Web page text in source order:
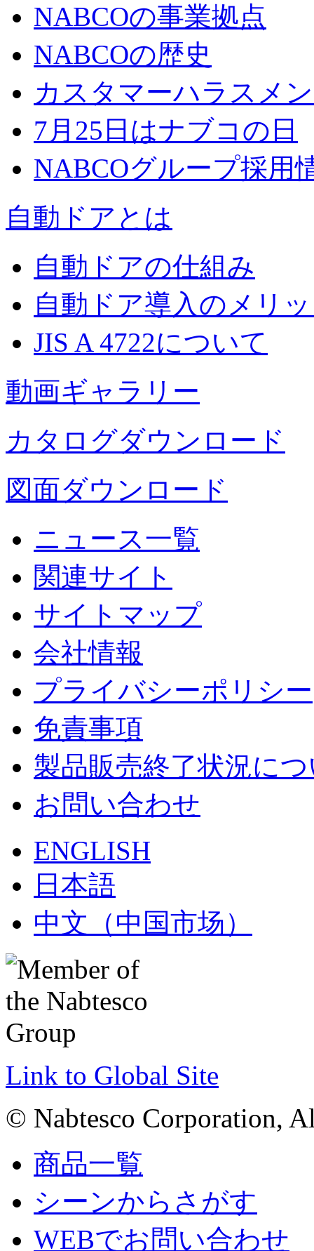
NABCOの事業拠点
NABCOの歴史
カスタマーハラスメ
7月25日はナブコの日
NABCOグループ採用
自動ドアとは
自動ドアの仕組み
自動ドア導入のメリ
JIS A 4722について
動画ギャラリー
カタログダウンロード
図面ダウンロード
ニュース一覧
関連サイト
サイトマップ
会社情報
プライバシーポリシー
免責事項
製品販売終了状況に
お問い合わせ
ENGLISH
日本語
中文（中国市场）
Link to Global Site
© Nabtesco Corporation,
商品一覧
シーンからさがす
WEBでお問い合わせ